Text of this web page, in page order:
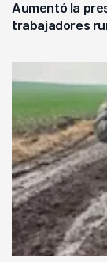
Aumentó la
trabajadores